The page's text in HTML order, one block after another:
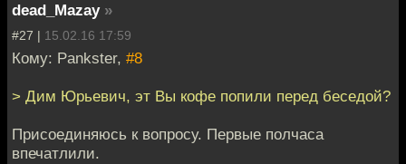
dead_Mazay »
#27 | 15.02.16 17:59
Кому: Pankster, #8
> Дим Юрьевич, эт Вы кофе попили перед беседой?
Присоединяюсь к вопросу. Первые полчаса
впечатлили.